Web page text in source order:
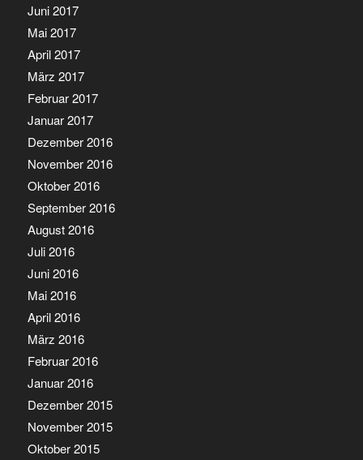
Juni 2017
Mai 2017
April 2017
März 2017
Februar 2017
Januar 2017
Dezember 2016
November 2016
Oktober 2016
September 2016
August 2016
Juli 2016
Juni 2016
Mai 2016
April 2016
März 2016
Februar 2016
Januar 2016
Dezember 2015
November 2015
Oktober 2015